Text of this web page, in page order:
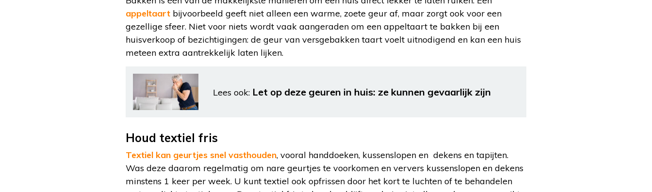
appeltaart bijvoorbeeld geeft niet alleen een warme, zoete geur af, maar zorgt ook voor een
gezellige sfeer. Niet voor niets wordt vaak aangeraden om een appeltaart te bakken bij een
huisverkoop of bezichtigingen: de geur van versgebakken taart voelt uitnodigend en kan een huis
meteen extra aantrekkelijk laten lijken.
Lees ook: Let op deze geuren in huis: ze kunnen gevaarlijk zijn
Houd textiel fris
Textiel kan geurtjes snel vasthouden, vooral handdoeken, kussenslopen en dekens en tapijten.
Was deze daarom regelmatig om nare geurtjes te voorkomen en ververs kussenslopen en dekens
minstens 1 keer per week. U kunt textiel ook opfrissen door het kort te luchten of te behandelen